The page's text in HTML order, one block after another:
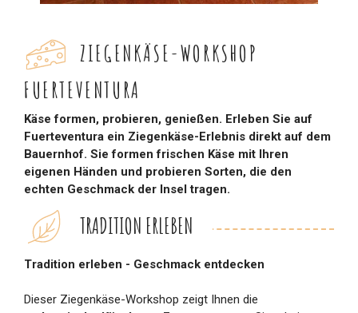
ZIEGENKÄSE-WORKSHOP
FUERTEVENTURA
Käse formen, probieren, genießen. Erleben Sie auf
Fuerteventura ein Ziegenkäse-Erlebnis direkt auf dem
Bauernhof. Sie formen frischen Käse mit Ihren
eigenen Händen und probieren Sorten, die den
echten Geschmack der Insel tragen.
TRADITION ERLEBEN
Tradition erleben - Geschmack entdecken
Dieser Ziegenkäse-Workshop zeigt Ihnen die